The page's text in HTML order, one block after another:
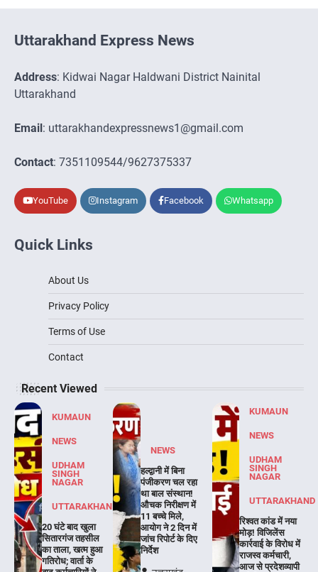
Uttarakhand Express News
Address: Kidwai Nagar Haldwani District Nainital
Uttarakhand
Email : uttarakhandexpressnews1@gmail.com
Contact: 7351109544/9627375337
YouTube Instagram Facebook Whatsapp
Quick Links
About Us
Privacy Policy
Terms of Use
Contact
Recent Viewed
KUMAUN
NEWS
UDHAM
SINGH
NAGAR
UTTARAKHAND
20 घंटे बाद खुला
सितारगंज तहसील
का ताला, खत्म हुआ
गतिरोध; वार्ता के
NEWS
हल्द्वानी में बिना
पंजीकरण चल रहा
था बाल संस्थान!
औचक निरीक्षण में
11 बच्चे मिले,
आयोग ने 2 दिन में
जांच रिपोर्ट के दिए
निर्देश
KUMAUN
NEWS
UDHAM
SINGH
NAGAR
UTTARAKHAND
रिश्वत कांड में नया
मोड़! विजिलेंस
कार्रवाई के विरोध में
राजस्व कर्मचारी,
आज से प्रदेशव्यापी